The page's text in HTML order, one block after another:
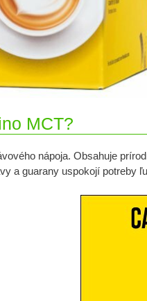
MCT?
nápoja. Obsahuje
a guarany uspokojí potreby